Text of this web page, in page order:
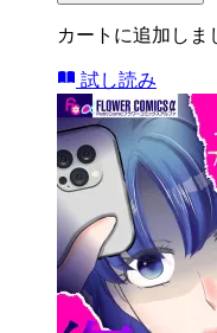
カートに追加しま
試し読み